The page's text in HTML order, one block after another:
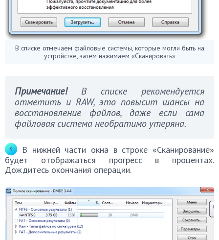
В списке отмечаем файловые системы, которые могли быть на
устройстве, затем нажимаем «Сканировать»
Примечание!В списке рекомендуется
отметить и RAW, это повысит шансы на
восстановление файлов, даже если сама
файловая система необратимо утеряна.
В нижней части окна в строке «Сканирование»
будет отображаться прогресс в процентах.
Дождитесь окончания операции.